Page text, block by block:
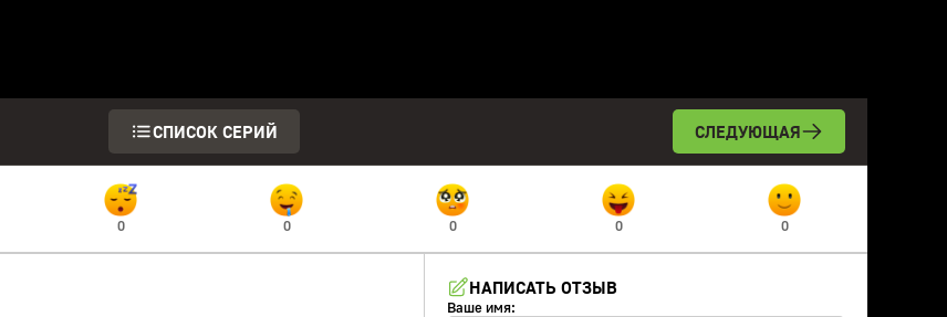
СПИСОК СЕРИЙ СЛЕДУЮЩАЯ
0 0 0 0 0
НАПИСАТЬ ОТЗЫВ
Ваше имя: